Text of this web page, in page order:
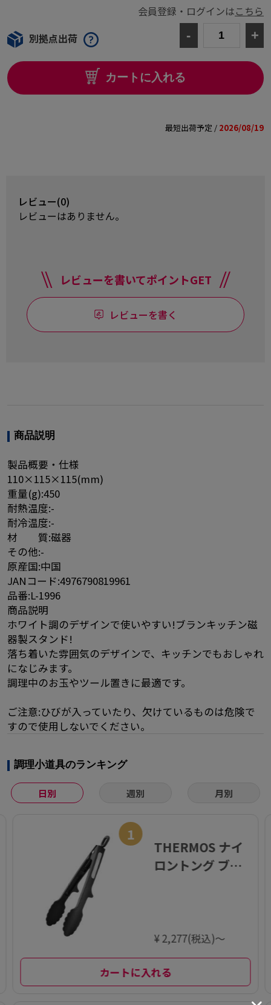
別拠点出荷
会員登録・ログインはこちら
- +
カートに入れる
最短出荷予定 / 2026/08/19
レビュー(0)
レビューはありません。
レビューを書いてポイントGET
レビューを書く
商品説明
製品概要・仕様
110×115×115(mm)
重量(g):450
耐熱温度:-
耐冷温度:-
材 質:磁器
その他:-
原産国:中国
JANコード:4976790819961
品番:L-1996
商品説明
ホワイト調のデザインで使いやすい!ブランキッチン磁
器製スタンド!
落ち着いた雰囲気のデザインで、キッチンでもおしゃれ
になじみます。
調理中のお玉やツール置きに最適です。
ご注意:ひびが入っていたり、欠けているものは危険で
すので使用しないでください。
調理小道具のランキング
日別 週別 月別
1
THERMOS ナイ
ロントング ブラ
¥ 2,277(税込)～
カートに入れる